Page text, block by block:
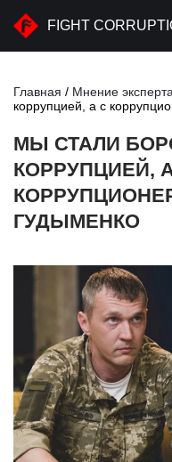
FIGHT
Главная / Мнение эксперта
коррупцией, а с
МЫ СТАЛИ
КОРРУПЦИЕЙ,
ГУДЫМЕНКО